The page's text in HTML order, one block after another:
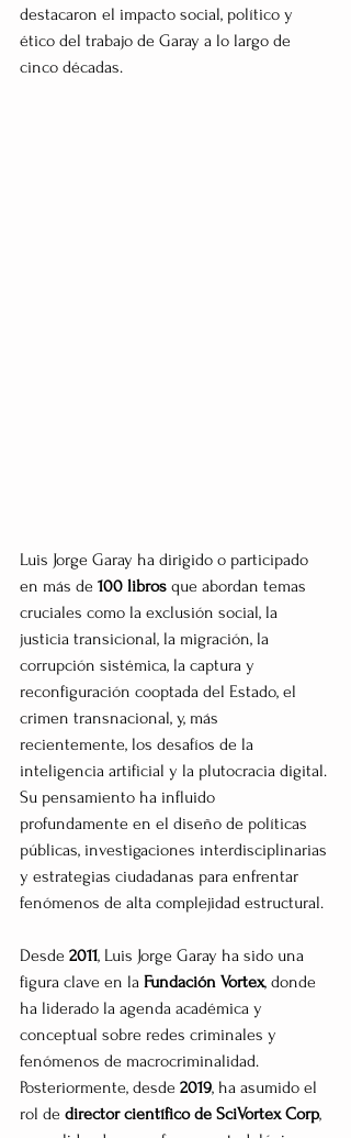
destacaron el impacto social, político y
ético del trabajo de Garay a lo largo de
cinco décadas.
Luis Jorge Garay ha dirigido o participado
en más de 100 libros que abordan temas
cruciales como la exclusión social, la
justicia transicional, la migración, la
corrupción sistémica, la captura y
reconfiguración cooptada del Estado, el
crimen transnacional, y, más
recientemente, los desafíos de la
inteligencia artificial y la plutocracia digital.
Su pensamiento ha influido
profundamente en el diseño de políticas
públicas, investigaciones interdisciplinarias
y estrategias ciudadanas para enfrentar
fenómenos de alta complejidad estructural.
Desde 2011, Luis Jorge Garay ha sido una
figura clave en la Fundación Vortex, donde
ha liderado la agenda académica y
conceptual sobre redes criminales y
fenómenos de macrocriminalidad.
Posteriormente, desde 2019, ha asumido el
rol de director científico de SciVortex Corp,